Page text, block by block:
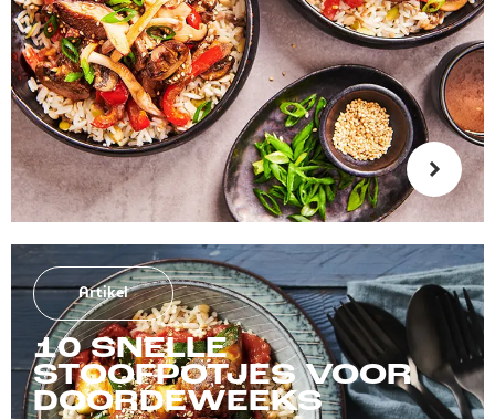
Artikel
10 SNELLE
STOOFPOTJES VOOR
DOORDEWEEKS